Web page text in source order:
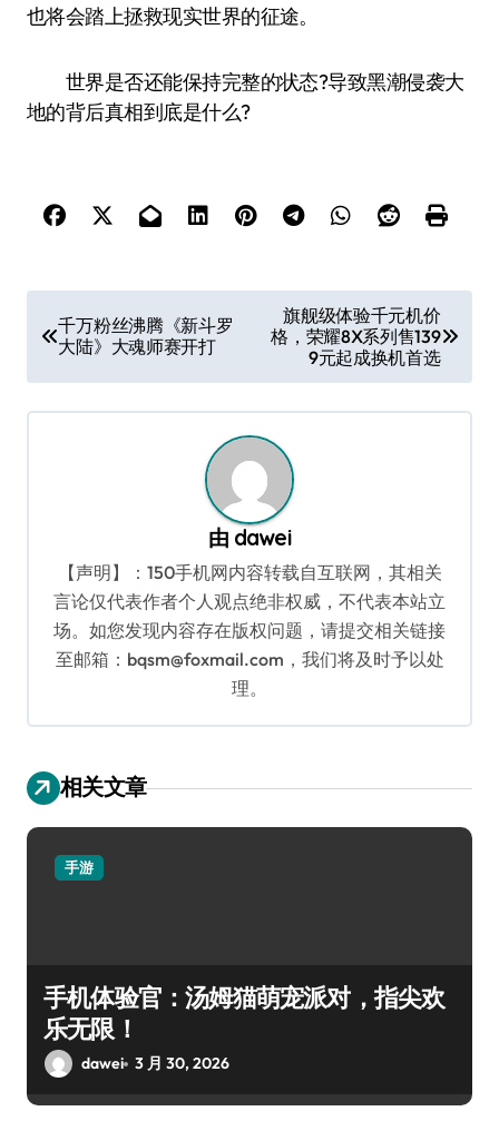
也将会踏上拯救现实世界的征途。
世界是否还能保持完整的状态?导致黑潮侵袭大
地的背后真相到底是什么?
章
导
航
千万粉丝沸腾《新斗罗
大陆》大魂师赛开打
旗舰级体验千元机价
格，荣耀8X系列售139
9元起成换机首选
由 dawei
【声明】：150手机网内容转载自互联网，其相关
言论仅代表作者个人观点绝非权威，不代表本站立
场。如您发现内容存在版权问题，请提交相关链接
至邮箱：bqsm@foxmail.com，我们将及时予以处
理。
相关文章
手游
手机体验官：汤姆猫萌宠派对，指尖欢
乐无限！
dawei 3 月 30, 2026